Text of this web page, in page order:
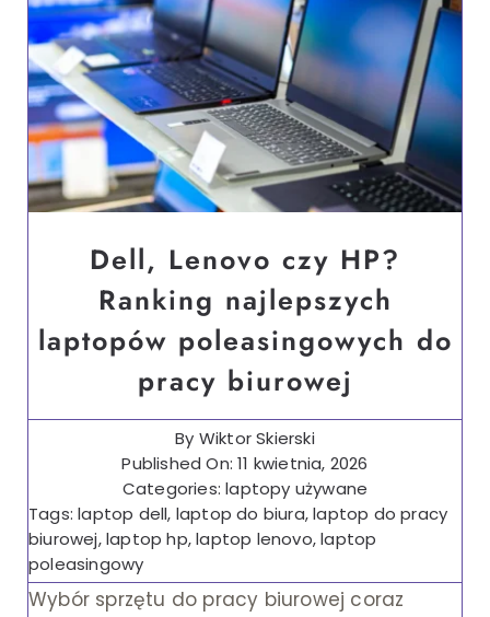
Dell, Lenovo czy HP?
Ranking najlepszych
laptopów poleasingowych do
pracy biurowej
By Wiktor Skierski
Published On: 11 kwietnia, 2026
Categories:laptopy używane
Tags:laptop dell, laptop do biura,laptop do pracy
biurowej,laptop hp,laptop lenovo,laptop
poleasingowy
Wybór sprzętu do pracy biurowej coraz